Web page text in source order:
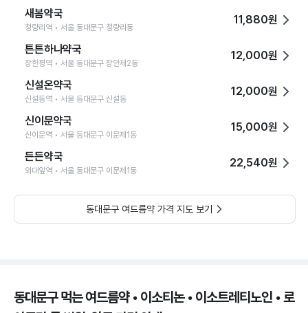
새봄약국
청량리역 • 서울 동대문구 청량리동
11,880원
튼튼하나약국
장한평역 • 서울 동대문구 장안제2동
12,000원
신설온약국
신설동역 • 서울 동대문구 신설동
12,000원
신이문약국
신이문역 • 서울 동대문구 이문제1동
15,000원
든든약국
외대앞역 • 서울 동대문구 이문제1동
22,540원
동대문구 여드름약 가격 지도 보기
동대문구 먹는 여드름약 • 이소티논 • 이소트레티노인 • 로